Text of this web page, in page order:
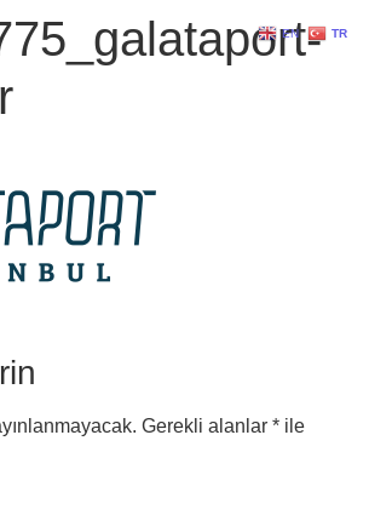
Gerekli alanlar * ile
EN TR